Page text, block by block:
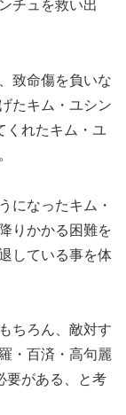
チュを救い出
致命傷を負いな
たキム・ユシン
くれたキム・ユ
になったキム・
りかかる困難を
している事を体
ちろん、敵対す
・百済・高句麗
要がある、と考